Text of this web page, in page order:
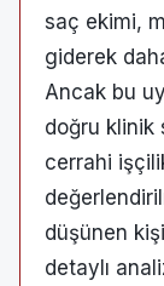
saç ekimi,
giderek
Ancak bu
doğru klinik
cerrahi
düşünen
detaylı